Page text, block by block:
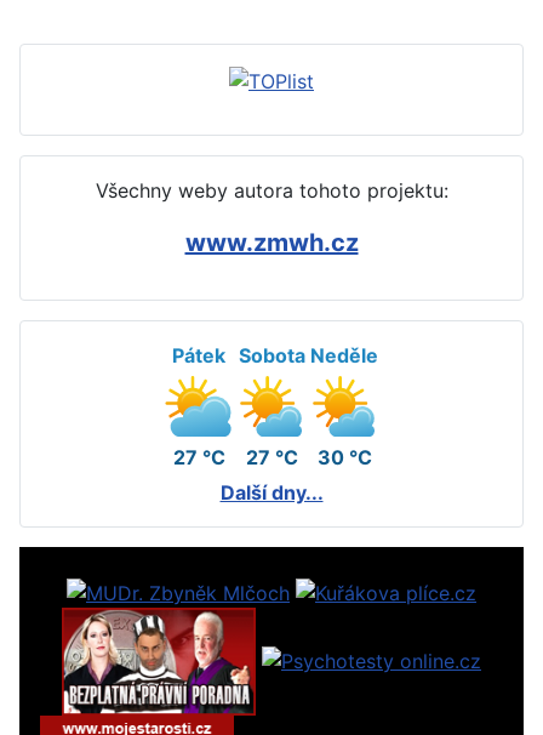
Všechny weby autora tohoto projektu:
www.zmwh.cz
Pátek
27 °C
Sobota
27 °C
Neděle
30 °C
Další dny...